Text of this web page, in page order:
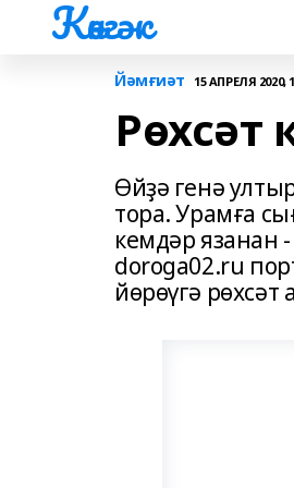
Көнгәк
Йәмғиәт 15 АПРЕЛЯ 2020,
Рөхсәт
Өйҙә генә
тора. Урамға
кемдәр язанан
doroga02.ru
йөрөүгә